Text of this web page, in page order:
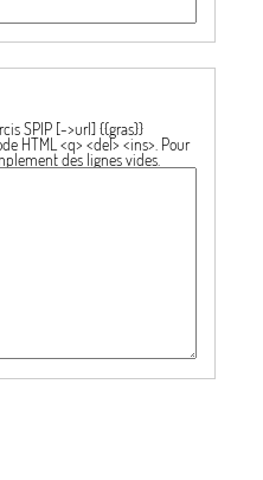
SPIP [->url] {{gras}}
HTML <q> <del> <ins> . Pour
des lignes vides.